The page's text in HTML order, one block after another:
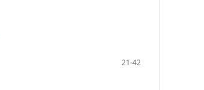
21-42